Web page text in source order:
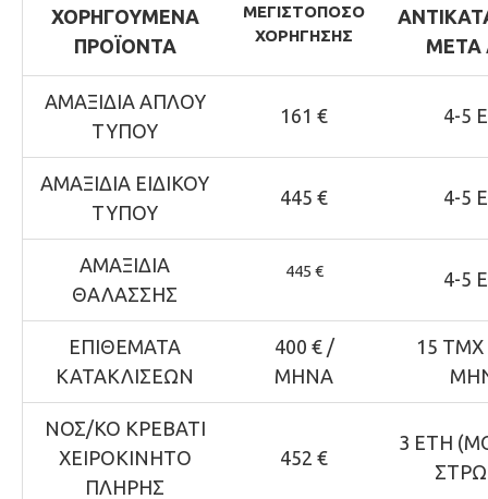
ΧΟΡΗΓΟΥΜΕΝΑ
ΠΡΟΪΟΝΤΑ
ΜΕΓΙΣΤΟΠΟΣΟ
ΧΟΡΗΓΗΣΗΣ
ΜΕΤΑ
ΑΜΑΞΙΔΙΑ ΑΠΛΟΥ
ΤΥΠΟΥ
161 € 4-5
ΑΜΑΞΙΔΙΑ ΕΙΔΙΚΟΥ
ΤΥΠΟΥ
445 € 4-5
ΑΜΑΞΙΔΙΑ
ΘΑΛΑΣΣΗΣ
445 € 4-5
ΕΠΙΘΕΜΑΤΑ
ΚΑΤΑΚΛΙΣΕΩΝ
400 € /
ΜΗΝΑ
15
ΝΟΣ/ΚΟ ΚΡΕΒΑΤΙ
ΧΕΙΡΟΚΙΝΗΤΟ
ΠΛΗΡΗΣ
452 €
3 ΕΤΗ